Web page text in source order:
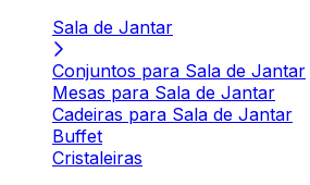
Sala de Jantar
Conjuntos para Sala de Jantar
Mesas para Sala de Jantar
Cadeiras para Sala de Jantar
Buffet
Cristaleiras